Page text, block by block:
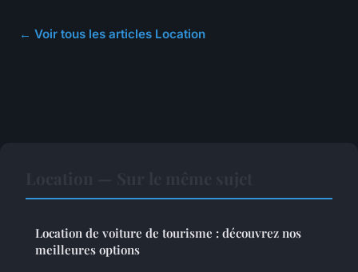
← Voir tous les articles Location
Location de voiture de tourisme : découvrez nos
meilleures options